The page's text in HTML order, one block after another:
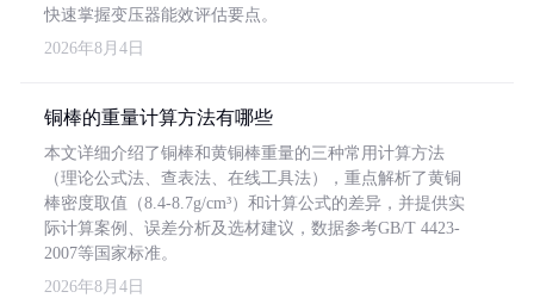
快速掌握变压器能效评估要点。
2026年8月4日
铜棒的重量计算方法有哪些
本文详细介绍了铜棒和黄铜棒重量的三种常用计算方法
（理论公式法、查表法、在线工具法），重点解析了黄铜
棒密度取值（8.4-8.7g/cm³）和计算公式的差异，并提供实
际计算案例、误差分析及选材建议，数据参考GB/T 4423-
2007等国家标准。
2026年8月4日